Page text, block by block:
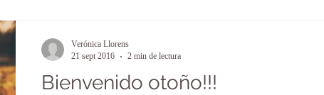
Bienvenido otoño!!!
Verónica Llorens
21 sept 2016
2 min de lectura